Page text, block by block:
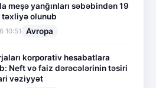
meşə yanğınları səbəbindən 19
təxliyə olunub
10:51 Avropa
korporativ hesabatlara
Neft və faiz dərəcələrinin təsiri
vəziyyət